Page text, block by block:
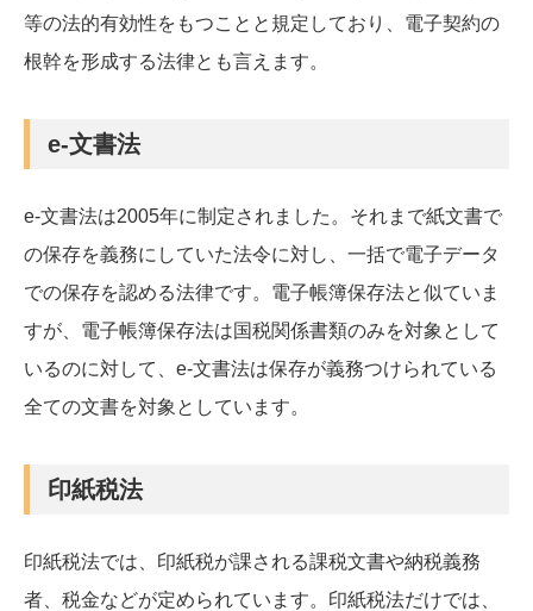
等の法的有効性をもつことと規定しており、電子契約の
根幹を形成する法律とも言えます。
e-文書法
e-文書法は2005年に制定されました。それまで紙文書で
の保存を義務にしていた法令に対し、一括で電子データ
での保存を認める法律です。電子帳簿保存法と似ていま
すが、電子帳簿保存法は国税関係書類のみを対象として
いるのに対して、e-文書法は保存が義務つけられている
全ての文書を対象としています。
印紙税法
印紙税法では、印紙税が課される課税文書や納税義務
者、税金などが定められています。印紙税法だけでは、